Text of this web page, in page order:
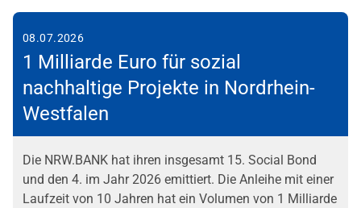
08.07.2026
1 Milliarde Euro für sozial
nachhaltige Projekte in Nordrhein-
Westfalen
Die NRW.BANK hat ihren insgesamt 15. Social Bond
und den 4. im Jahr 2026 emittiert. Die Anleihe mit einer
Laufzeit von 10 Jahren hat ein Volumen von 1 Milliarde